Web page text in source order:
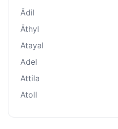
Ädil
Äthyl
Atayal
Adel
Attila
Atoll